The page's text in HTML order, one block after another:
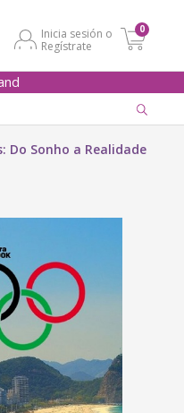
Inicia sesión o
Regístrate
0
Do Sonho a Realidade